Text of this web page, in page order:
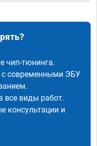
чип-тюнинга.
с современными ЭБУ
все виды работ.
консультации и